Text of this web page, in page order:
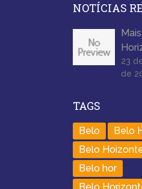
NOTÍCIAS
23
de
TAGS
Belo
Belo
Belo
Belo hor